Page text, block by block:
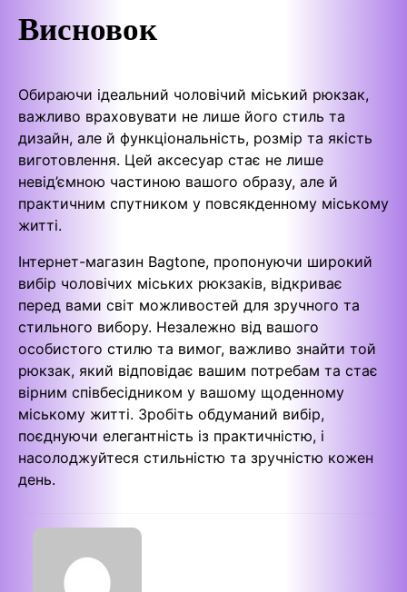
Висновок
Обираючи ідеальний чоловічий міський рюкзак,
важливо враховувати не лише його стиль та
дизайн, але й функціональність, розмір та якість
виготовлення. Цей аксесуар стає не лише
невід’ємною частиною вашого образу, але й
практичним спутником у повсякденному міському
житті.
Інтернет-магазин Bagtone, пропонуючи широкий
вибір чоловічих міських рюкзаків, відкриває
перед вами світ можливостей для зручного та
стильного вибору. Незалежно від вашого
особистого стилю та вимог, важливо знайти той
рюкзак, який відповідає вашим потребам та стає
вірним співбесідником у вашому щоденному
міському житті. Зробіть обдуманий вибір,
поєднуючи елегантність із практичністю, і
насолоджуйтеся стильністю та зручністю кожен
день.